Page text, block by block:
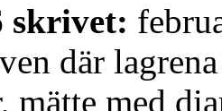
skrivet:
där
mätte med